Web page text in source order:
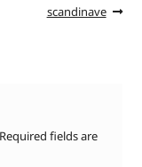
scandinave
Required fields are